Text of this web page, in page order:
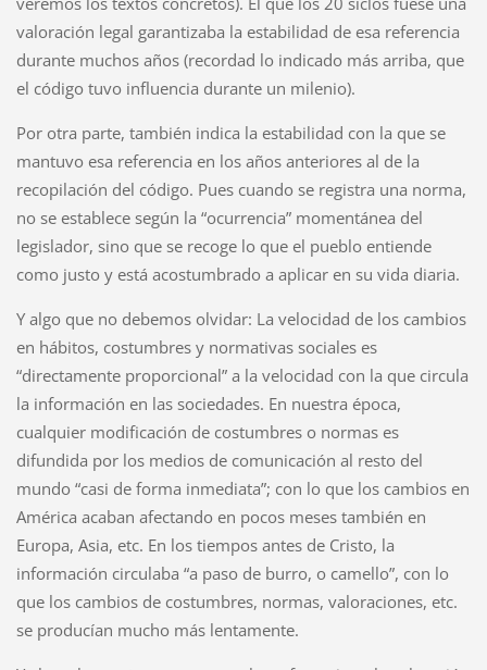
valoración legal garantizaba la estabilidad de esa referencia
durante muchos años (recordad lo indicado más arriba, que
el código tuvo influencia durante un milenio).
Por otra parte, también indica la estabilidad con la que se
mantuvo esa referencia en los años anteriores al de la
recopilación del código. Pues cuando se registra una norma,
no se establece según la “ocurrencia” momentánea del
legislador, sino que se recoge lo que el pueblo entiende
como justo y está acostumbrado a aplicar en su vida diaria.
Y algo que no debemos olvidar: La velocidad de los cambios
en hábitos, costumbres y normativas sociales es
“directamente proporcional” a la velocidad con la que circula
la información en las sociedades. En nuestra época,
cualquier modificación de costumbres o normas es
difundida por los medios de comunicación al resto del
mundo “casi de forma inmediata”; con lo que los cambios en
América acaban afectando en pocos meses también en
Europa, Asia, etc. En los tiempos antes de Cristo, la
información circulaba “a paso de burro, o camello”, con lo
que los cambios de costumbres, normas, valoraciones, etc.
se producían mucho más lentamente.